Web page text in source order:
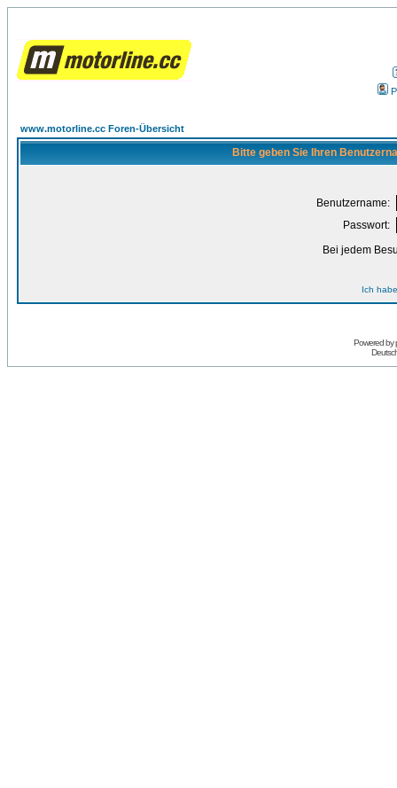
www.motorline.cc Foren-Übersicht
Bitte geben Sie Ihren
Benutzername:
Passwort:
Bei jedem
Ich
Powered by